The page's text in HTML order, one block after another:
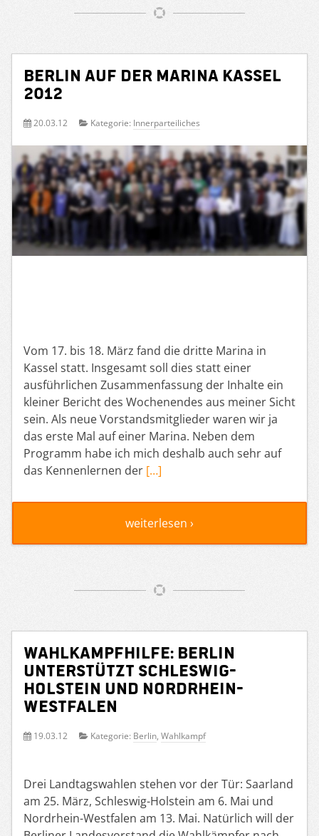
Berlin auf der Marina Kassel
2012
20.03.12 Kategorie: Innerparteiliches
Vom 17. bis 18. März fand die dritte Marina in
Kassel statt. Insgesamt soll dies statt einer
ausführlichen Zusammenfassung der Inhalte ein
kleiner Bericht des Wochenendes aus meiner Sicht
sein. Als neue Vorstandsmitglieder waren wir ja
das erste Mal auf einer Marina. Neben dem
Programm habe ich mich deshalb auch sehr auf
das Kennenlernen der […]
weiterlesen ›
Wahlkampfhilfe: Berlin
unterstützt Schleswig-
Holstein und Nordrhein-
Westfalen
19.03.12 Kategorie: Berlin, Wahlkampf
Drei Landtagswahlen stehen vor der Tür: Saarland
am 25. März, Schleswig-Holstein am 6. Mai und
Nordrhein-Westfalen am 13. Mai. Natürlich will der